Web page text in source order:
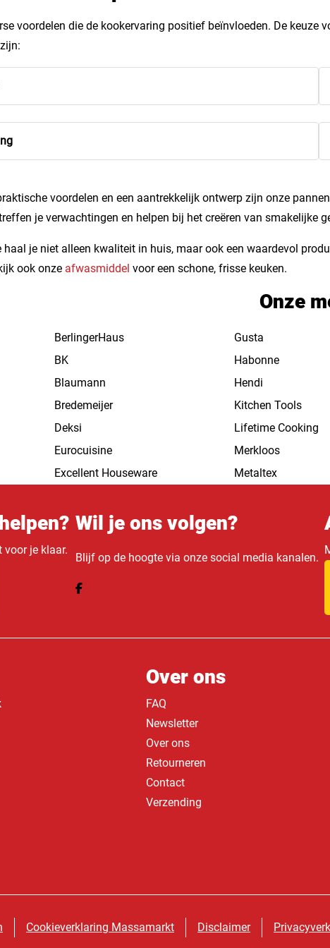
voordelen die de kookervaring positief beïnvloeden. De
voordelen en een aantrekkelijk ontwerp zijn onze
je verwachtingen en helpen bij het creëren van smakelijke
je niet alleen kwaliteit in huis, maar ook een waardevol
ook onze afwasmiddel voor een schone, frisse keuken.
Onze
BerlingerHaus
BK
Blaumann
Bredemeijer
Deksi
Eurocuisine
Excellent Houseware
Gusta
Habonne
Hendi
Kitchen Tools
Lifetime Cooking
Merkloos
Metaltex
voor je klaar.
Wil je ons volgen?
Blijf op de hoogte via onze social media kanalen.
Over ons
FAQ
Newsletter
Over ons
Retourneren
Contact
Verzending
Cookieverklaring Massamarkt Disclaimer